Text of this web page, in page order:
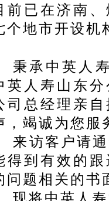
前已在济南
个地市开设机
秉承中英人
英人寿山东
司总经理亲
，竭诚为您服
来访客户请
得到有效的
问题相关的书
现将中英人